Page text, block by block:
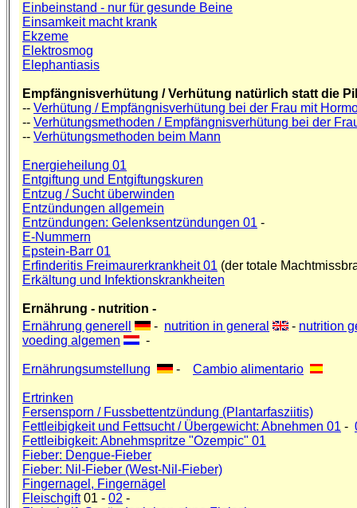
Einbeinstand - nur für gesunde Beine
Einsamkeit macht krank
Ekzeme
Elektrosmog
Elephantiasis
Empfängnisverhütung / Verhütung natürlich statt die
-- Verhütung / Empfängnisverhütung bei der Frau mit
-- Verhütungsmethoden / Empfängnisverhütung bei der
-- Verhütungsmethoden beim Mann
Energieheilung 01
Entgiftung und Entgiftungskuren
Entzug / Sucht überwinden
Entzündungen allgemein
Entzündungen: Gelenksentzündungen 01 -
E-Nummern
Epstein-Barr 01
Erfinderitis Freimaurerkrankheit 01 (der totale
Erkältung und Infektionskrankheiten
Ernährung - nutrition -
Ernährung generell
- nutrition in general - nutrition
voeding algemen
-
Ernährungsumstellung - Cambio alimentario
Ertrinken
Fersensporn / Fussbettentzündung (Plantarfasziitis)
Fettleibigkeit und Fettsucht / Übergewicht: Abnehmen 01 -
Fettleibigkeit: Abnehmspritze "Ozempic" 01
Fieber: Dengue-Fieber
Fieber: Nil-Fieber (West-Nil-Fieber)
Fingernagel, Fingernägel
Fleischgift01 - 02 -